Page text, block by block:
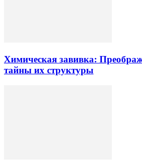
Химическая завивка:
тайны их структуры